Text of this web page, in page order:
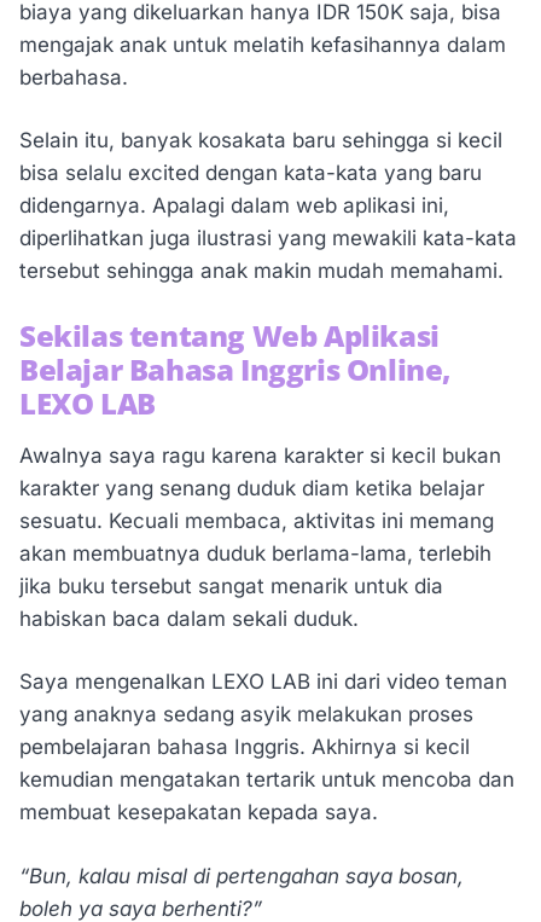
biaya yang dikeluarkan hanya IDR 150K saja, bisa
mengajak anak untuk melatih kefasihannya dalam
berbahasa.
Selain itu, banyak kosakata baru sehingga si kecil
bisa selalu excited dengan kata-kata yang baru
didengarnya. Apalagi dalam web aplikasi ini,
diperlihatkan juga ilustrasi yang mewakili kata-kata
tersebut sehingga anak makin mudah memahami.
Sekilas tentang Web Aplikasi
Belajar Bahasa Inggris Online,
LEXO LAB
Awalnya saya ragu karena karakter si kecil bukan
karakter yang senang duduk diam ketika belajar
sesuatu. Kecuali membaca, aktivitas ini memang
akan membuatnya duduk berlama-lama, terlebih
jika buku tersebut sangat menarik untuk dia
habiskan baca dalam sekali duduk.
Saya mengenalkan LEXO LAB ini dari video teman
yang anaknya sedang asyik melakukan proses
pembelajaran bahasa Inggris. Akhirnya si kecil
kemudian mengatakan tertarik untuk mencoba dan
membuat kesepakatan kepada saya.
“Bun, kalau misal di pertengahan saya bosan,
boleh ya saya berhenti?”